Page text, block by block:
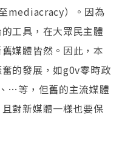
mediacracy）。因為
工具，在大眾民主體
媒體皆然。因此，本
的發展，如g0v零時政
…等，但舊的主流媒體
對新媒體一樣也要保